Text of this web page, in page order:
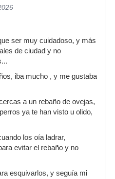
ser muy cuidadoso, y más
de ciudad y no
iba mucho , y me gustaba
a un rebaño de ovejas,
ya te han visto u olido,
los oía ladrar,
evitar el rebaño y no
esquivarlos, y seguía mi